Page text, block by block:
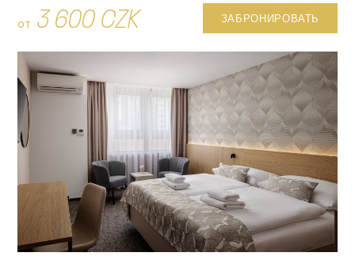
от 3 600 CZK ЗАБРОНИРОВАТЬ